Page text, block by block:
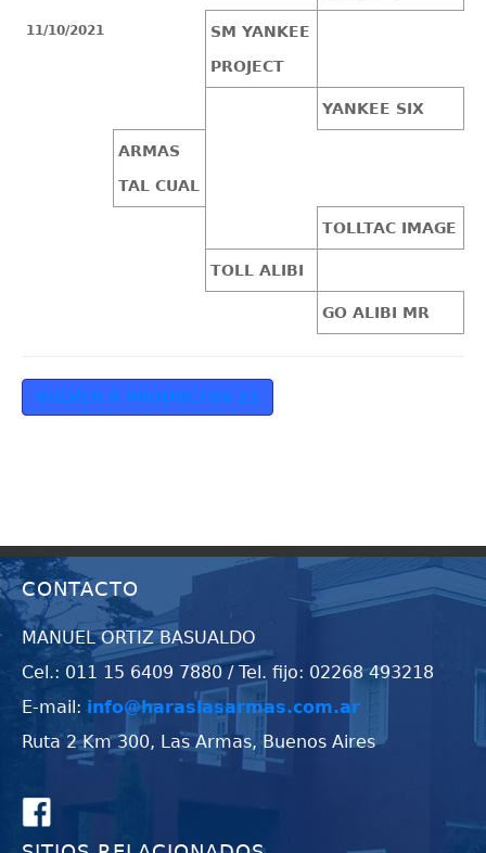
11/10/2021
SM YANKEE
PROJECT
YANKEE SIX
ARMAS
TAL CUAL
TOLLTAC IMAGE
TOLL ALIBI
GO ALIBI MR
VOLVER A PRODUCTOS 21
CONTACTO
MANUEL ORTIZ BASUALDO
Cel.: 011 15 6409 7880 / Tel. fijo: 02268 493218
E-mail: info@haraslasarmas.com.ar
Ruta 2 Km 300, Las Armas, Buenos Aires